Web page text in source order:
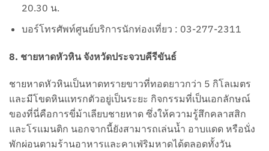
20.30 น.
บอร์โทรศัพท์ศูนย์บริการนักท่องเที่ยว : 03-277-2311
8. ชายหาดหัวหิน จังหวัดประจวบคีรีขันธ์
ชายหาดหัวหินเป็นหาดทรายขาวที่ทอดยาวกว่า 5 กิโลเมตร
และมีโขดหินแทรกตัวอยู่เป็นระยะ กิจกรรมที่เป็นเอกลักษณ์
ของที่นี่คือการขี่ม้าเลียบชายหาด ซึ่งให้ความรู้สึกคลาสสิก
และโรแมนติก นอกจากนี้ยังสามารถเล่นน้ำ อาบแดด หรือนั่ง
พักผ่อนตามร้านอาหารและคาเฟ่ริมหาดได้ตลอดทั้งวัน